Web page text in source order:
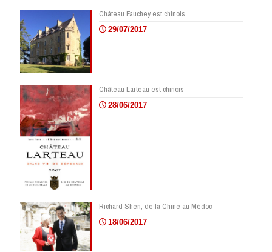
Château Fauchey est chinois
29/07/2017
Château Larteau est chinois
28/06/2017
Richard Shen, de la Chine au Médoc
18/06/2017